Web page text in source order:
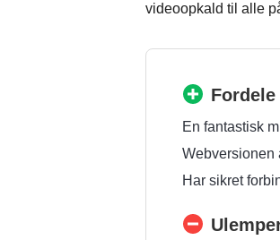
videoopkald til alle
Fordele
En fantastisk
Webversionen
Har sikret